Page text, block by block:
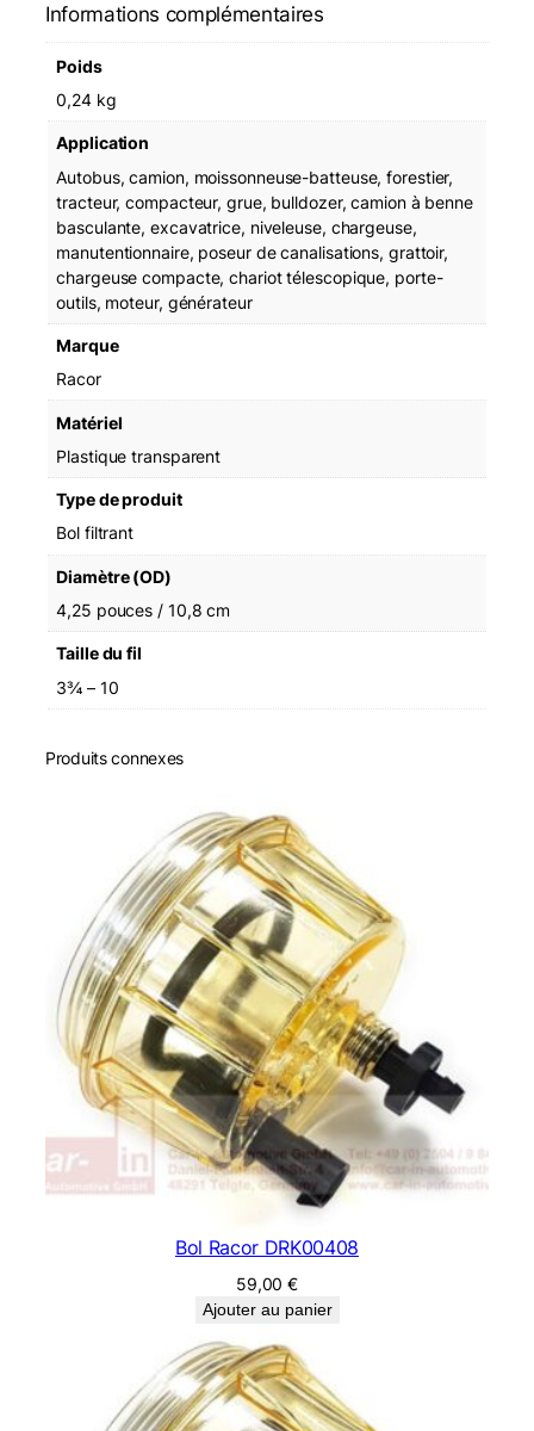
Informations complémentaires
Poids
0,24 kg
Application
Autobus, camion, moissonneuse-batteuse, forestier,
tracteur, compacteur, grue, bulldozer, camion à benne
basculante, excavatrice, niveleuse, chargeuse,
manutentionnaire, poseur de canalisations, grattoir,
chargeuse compacte, chariot télescopique, porte-
outils, moteur, générateur
Marque
Racor
Matériel
Plastique transparent
Type de produit
Bol filtrant
Diamètre (OD)
4,25 pouces / 10,8 cm
Taille du fil
3¾ – 10
Produits connexes
Bol Racor DRK00408
59,00€
Ajouter au panier